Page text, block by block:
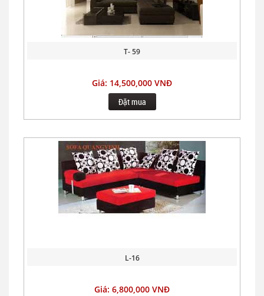
T- 59
Giá: 14,500,000 VNĐ
Đặt mua
L-16
Giá: 6,800,000 VNĐ